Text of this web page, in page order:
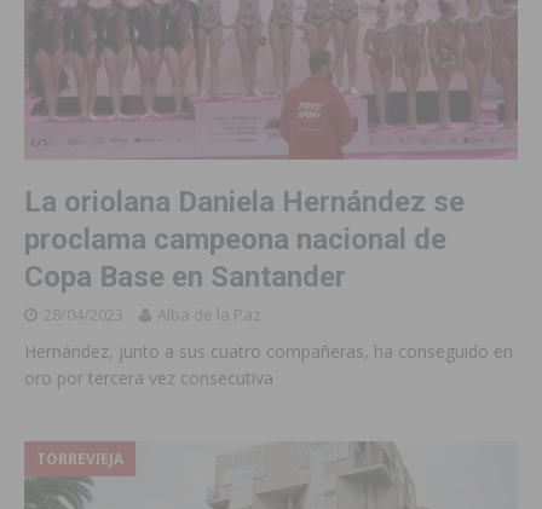
La oriolana Daniela Hernández se
proclama campeona nacional de
Copa Base en Santander
28/04/2023 Alba de la Paz
Hernández, junto a sus cuatro compañeras, ha conseguido en
oro por tercera vez consecutiva
TORREVIEJA